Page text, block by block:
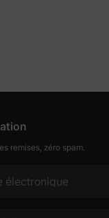
remises, zéro spam.